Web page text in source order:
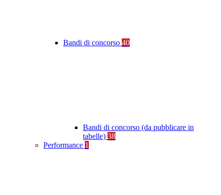
Bandi di concorso 40
Bandi di concorso (da pubblicare in
tabelle) 38
Performance 1